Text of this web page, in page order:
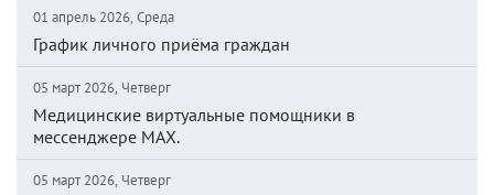
01 апрель 2026, Среда
График личного приёма граждан
05 март 2026, Четверг
Медицинские виртуальные помощники в
мессенджере MAX.
05 март 2026, Четверг